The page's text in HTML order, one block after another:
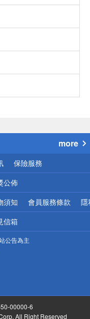
more
保險服務
公佈
須知 會員服務條款 隱
信箱
公告為主
00000-6
All Right Reserved